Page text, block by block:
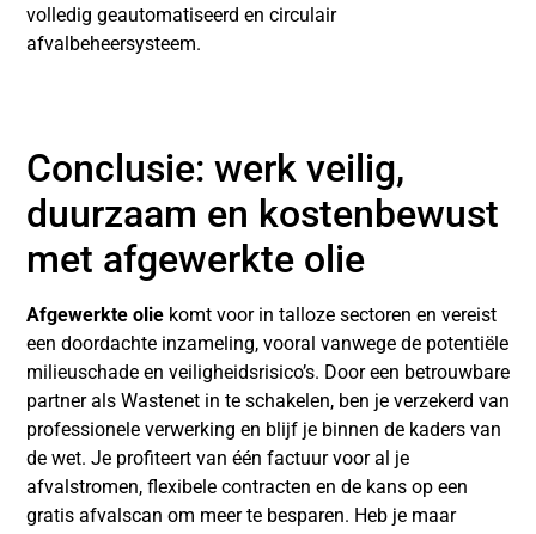
volledig geautomatiseerd en circulair
afvalbeheersysteem.
Conclusie: werk veilig,
duurzaam en kostenbewust
met afgewerkte olie
Afgewerkte olie komt voor in talloze sectoren en vereist
een doordachte inzameling, vooral vanwege de potentiële
milieuschade en veiligheidsrisico’s. Door een betrouwbare
partner als Wastenet in te schakelen, ben je verzekerd van
professionele verwerking en blijf je binnen de kaders van
de wet. Je profiteert van één factuur voor al je
afvalstromen, flexibele contracten en de kans op een
gratis afvalscan om meer te besparen. Heb je maar